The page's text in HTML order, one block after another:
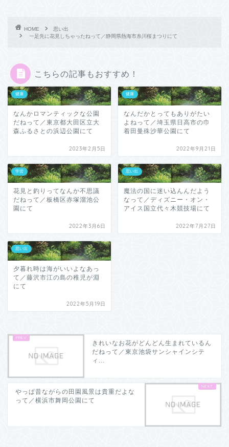
HOME
思い出
一足先に花見しちゃったねって／静岡県熱海市糸川桜まつりにて
こちらの記事もおすすめ！
健康
なんかロマンティックな公園
だねって／東京都大田区立大
森ふるさとの浜辺公園にて
2023年2月5日
健康
なんだかとってもありがたい
よねって／埼玉県日高市の巾
着田曼殊沙華公園にて
2022年9月21日
学習
花見と釣りってなんか不思議
だねって／板橋区赤塚溜池公
園にて
2022年3月6日
思い出
魔法の国に迷い込んんだよう
なって／ディズニー・オン・
アイス国立代々木競技場にて
2022年7月27日
思い出
夕暮れ時は海がいいよなあっ
て／藤沢市江の島の稚児が淵
にて
2022年5月19日
きれいなお花がどんどん生まれているん
だねって／東京池袋サンシャインシテ
ィ...
やっぱ昔ながらの田園風景は貴重だよな
って／横浜市舞岡公園にて